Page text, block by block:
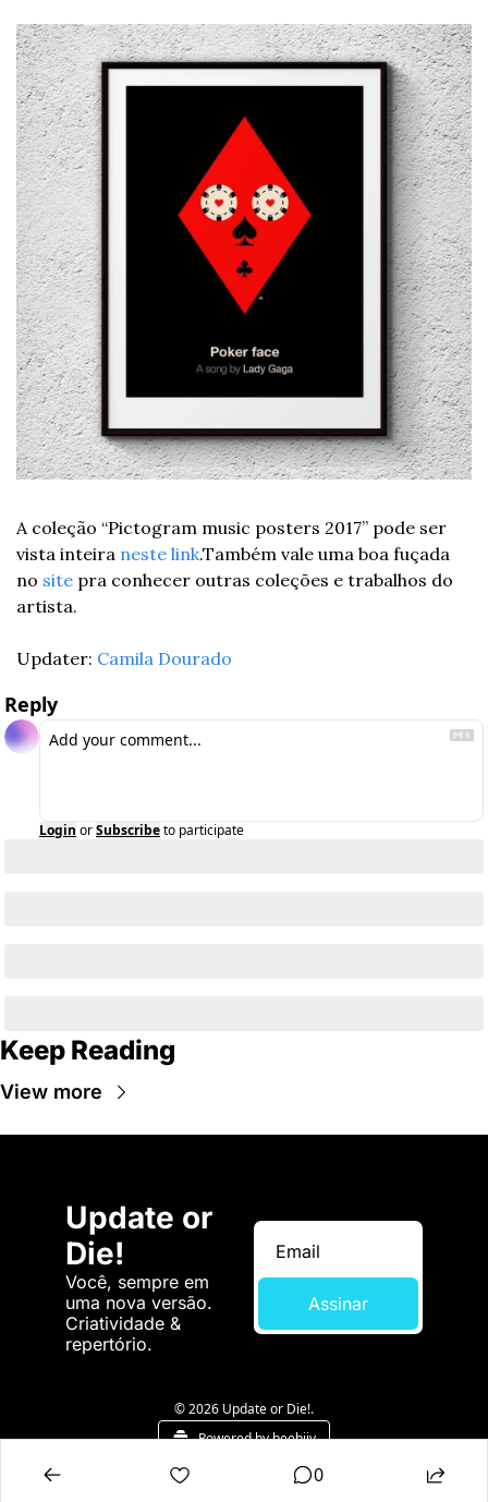
A coleção “Pictogram music posters 2017” pode ser
vista inteira neste link.Também vale uma boa fuçada
no site pra conhecer outras coleções e trabalhos do
artista.
Updater: Camila Dourado
Reply
Login orSubscribeto participate
Keep Reading
View more
Update or
Die!
Você, sempre em
uma nova versão.
Criatividade &
repertório.
Assinar
© 2026 Update or Die!.
Powered by beehiiv
0